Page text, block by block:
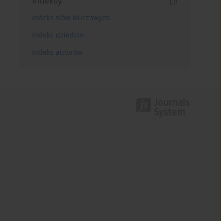
Indeks słów kluczowych
Indeks dziedzin
Indeks autorów